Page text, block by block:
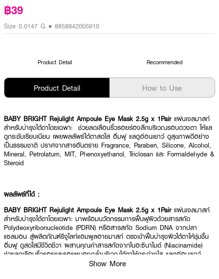
฿39
Size 0.0147 G • 8858842005910
Product Detail Recommended
Product Detail How to Use
BABY BRIGHT Rejulight Ampoule Eye Mask 2.5g x 1Pair แผ่นเจลมาสก์
สำหรับบำรุงใต้ตาโดยเฉพาะ ช่วยลดเลือนริ้วรอยร่องลึกบริเวณรอบดวงตา ให้แล
ดูกระชับเรียบเนียน เผยผลลัพธ์ใต้ตาสดใส อิ่มฟู แลดูอ่อนเยาว์ ดูสุขภาพดีอย่าง
เป็นธรรมชาติ ปราศจากสารอันตราย Fragrance, Paraben, Silicone, Alcohol,
Mineral, Petrolatum, MIT, Phenoxyethanol, Triclosan และ Formaldehyde &
Steroid
ผลลัพธ์ที่ได้ :
BABY BRIGHT Rejulight Ampoule Eye Mask 2.5g x 1Pair แผ่นเจลมาสก์
สำหรับบำรุงใต้ตาโดยเฉพาะ มาพร้อมนวัตกรรมการฟื้นฟูผิวด้วยสารสกัด
Polydeoxyribonucleotide (PDRN) หรือสารสกัด Sodium DNA จากปลา
แซลมอน สู่ผลิตภัณฑ์รีจูไลท์แอมพูลอายมาสก์ ตรงเข้าฟื้นบำรุงผิวใต้ตาให้ชุ่มชื้น
อิ่มฟู ดูสดใสมีชีวิตชีวา ผสานคุณค่าสารสกัดจากไนอะซินาไมด์ (Niacinamide)
ช่วยลดเลือนริ้วรอยและรอยหมองคล้ำบริเวณใต้ตาให้กระจ่างใส แลดูอ่อนเยาว์
พร้อมฟื้นฟูผิวใต้ตาที่อ่อนล้าด้วยสารสกัดจากเมล็ดองุ่น (Grape Seed Extract),
Show More